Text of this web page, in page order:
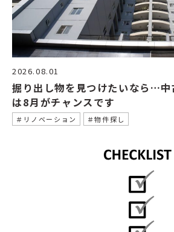
2026.08.01
掘り出し物を見つけたいなら…中
は8月がチャンスです
＃リノベーション ＃物件探し